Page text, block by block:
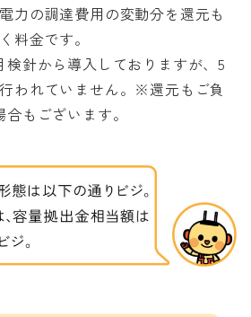
力の調達費用の変動分を還元も
料金です。
検針から導入しておりますが、5
われていません。※還元もご負
もございます。